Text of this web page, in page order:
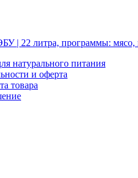
| 22 литра, программы: мясо,
натурального питания
и оферта
товара